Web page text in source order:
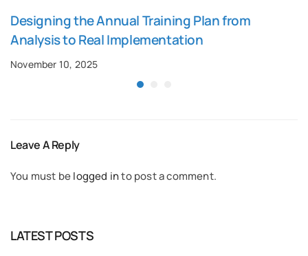
Designing the Annual Training Plan from
Analysis to Real Implementation
November 10, 2025
Leave A Reply
You must belogged into post a comment.
LATEST POSTS